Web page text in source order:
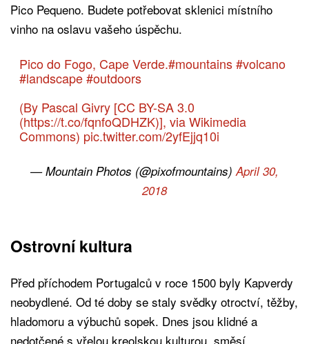
Pico Pequeno. Budete potřebovat sklenici místního
vinho na oslavu vašeho úspěchu.
Pico do Fogo, Cape Verde.#mountains #volcano
#landscape #outdoors
(By Pascal Givry [CC BY-SA 3.0
(https://t.co/fqnfoQDHZK)], via Wikimedia
Commons) pic.twitter.com/2yfEjjq10i
— Mountain Photos (@pixofmountains)April 30,
2018
Ostrovní kultura
Před příchodem Portugalců v roce 1500 byly Kapverdy
neobydlené. Od té doby se staly svědky otroctví, těžby,
hladomoru a výbuchů sopek. Dnes jsou klidné a
nedotčené s vřelou kreolskou kulturou, směsí